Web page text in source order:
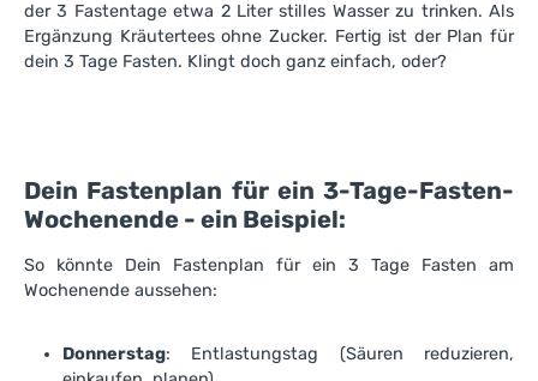
der 3 Fastentage etwa 2 Liter stilles Wasser zu trinken. Als
Ergänzung Kräutertees ohne Zucker. Fertig ist der Plan für
dein 3 Tage Fasten. Klingt doch ganz einfach, oder?
Dein Fastenplan für ein 3-Tage-Fasten-
Wochenende - ein Beispiel:
So könnte Dein Fastenplan für ein 3 Tage Fasten am
Wochenende aussehen:
Donnerstag: Entlastungstag (Säuren reduzieren,